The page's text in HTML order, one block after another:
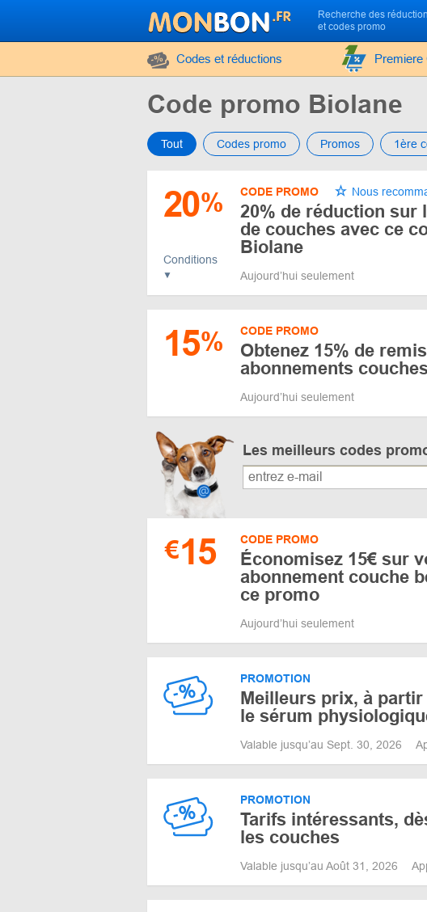
Recherche des
et codes promo
Codes et réductions Premiere
Code promo Biolane
Tout Codes promo Promos 1ère
20%
Conditions
CODE PROMO Nous
20% de réduction sur
de couches avec ce
Biolane
Aujourd’hui seulement
15% CODE PROMO
Obtenez 15% de
abonnements
Aujourd’hui seulement
Les meilleurs codes
€15 CODE PROMO
Économisez 15€ sur
abonnement couche
ce promo
Aujourd’hui seulement
PROMOTION
Meilleurs prix, à partir
le sérum
Valable jusqu’au Sept. 30, 2026
PROMOTION
Tarifs intéressants,
les couches
Valable jusqu’au Août 31, 2026